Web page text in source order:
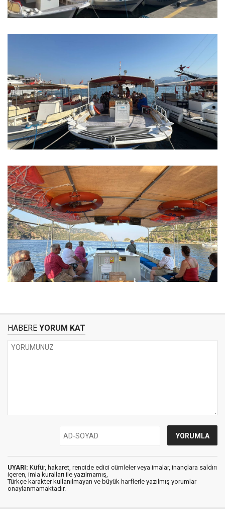
HABERE YORUM KAT
UYARI: Küfür, hakaret, rencide edici cümleler veya imalar, inançlara saldırı
içeren, imla kuralları ile yazılmamış,
Türkçe karakter kullanılmayan ve büyük harflerle yazılmış yorumlar
onaylanmamaktadır.